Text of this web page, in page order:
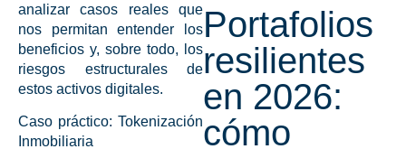
analizar casos reales que
nos permitan entender los
beneficios y, sobre todo, los
riesgos estructurales de
estos activos digitales.
Caso práctico: Tokenización
Inmobiliaria
Portafolios
resilientes
en 2026:
cómo